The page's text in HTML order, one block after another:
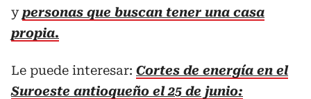
ypersonas que buscan tener una casa
propia.
Le puede interesar: Cortes de energía en el
Suroeste antioqueño el 25 de junio: